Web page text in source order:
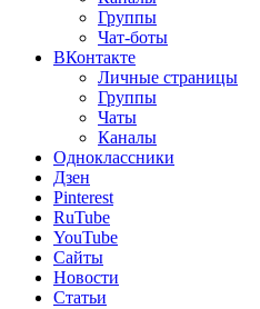
Группы
Чат-боты
ВКонтакте
Личные страницы
Группы
Чаты
Каналы
Одноклассники
Дзен
Pinterest
RuTube
YouTube
Сайты
Новости
Статьи